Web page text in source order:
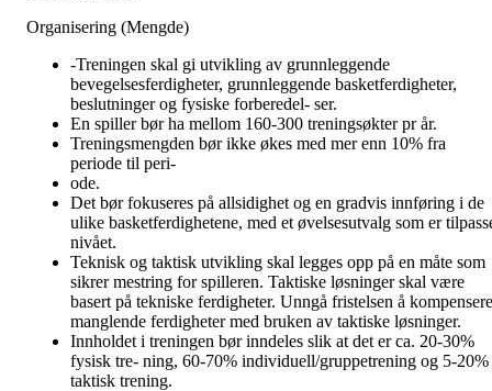
Organisering (Mengde)
-Treningen skal gi utvikling av grunnleggende
bevegelsesferdigheter, grunnleggende basketferdigheter,
beslutninger og fysiske forberedel- ser.
En spiller bør ha mellom 160-300 treningsøkter pr år.
Treningsmengden bør ikke økes med mer enn 10% fra
periode til peri-
ode.
Det bør fokuseres på allsidighet og en gradvis innføring i de
ulike basketferdighetene, med et øvelsesutvalg som er
nivået.
Teknisk og taktisk utvikling skal legges opp på en måte som
sikrer mestring for spilleren. Taktiske løsninger skal være
basert på tekniske ferdigheter. Unngå fristelsen å kompensere
manglende ferdigheter med bruken av taktiske løsninger.
Innholdet i treningen bør inndeles slik at det er ca. 20-30%
fysisk tre- ning, 60-70% individuell/gruppetrening og 5-20%
taktisk trening.